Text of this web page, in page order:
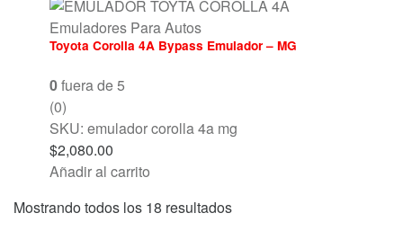
Emuladores Para Autos
Toyota Corolla 4A Bypass Emulador – MG
0fuera de 5
(0)
SKU: emulador corolla 4a mg
$2,080.00
Añadir al carrito
Mostrando todos los 18 resultados